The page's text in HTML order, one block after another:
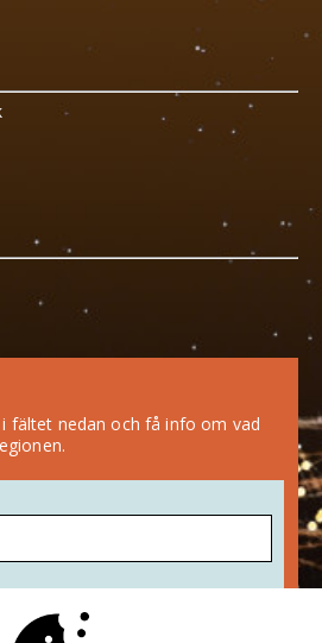
fältet nedan och få info om vad